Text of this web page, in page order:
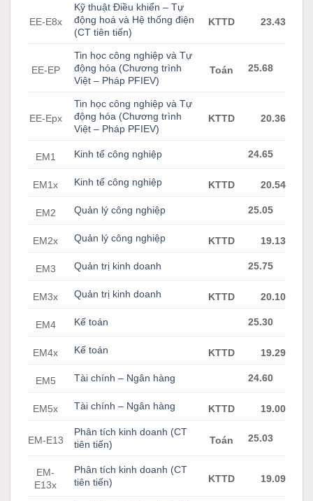
EE-E8x
Kỹ thuật Điều khiển – Tự
động hoá và Hệ thống điện
(CT tiên tiến)
KTTD 23.43
EE-EP
Tin học công nghiệp và Tự
động hóa (Chương trình
Việt – Pháp PFIEV)
Toán 25.68
EE-Epx
Tin học công nghiệp và Tự
động hóa (Chương trình
Việt – Pháp PFIEV)
KTTD 20.36
EM1 Kinh tế công nghiệp 24.65
EM1x Kinh tế công nghiệp KTTD 20.54
EM2 Quản lý công nghiệp 25.05
EM2x Quản lý công nghiệp KTTD 19.13
EM3 Quản trị kinh doanh 25.75
EM3x Quản trị kinh doanh KTTD 20.10
EM4 Kế toán 25.30
EM4x Kế toán KTTD 19.29
EM5 Tài chính – Ngân hàng 24.60
EM5x Tài chính – Ngân hàng KTTD 19.00
EM-E13
Phân tích kinh doanh (CT
tiên tiến)
Toán 25.03
EM-
E13x
Phân tích kinh doanh (CT
tiên tiến)
KTTD 19.09